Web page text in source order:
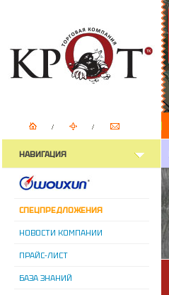
НАВИГАЦИЯ
СПЕЦПРЕДЛОЖЕНИЯ
НОВОСТИ КОМПАНИИ
ПРАЙС-ЛИСТ
БАЗА ЗНАНИЙ